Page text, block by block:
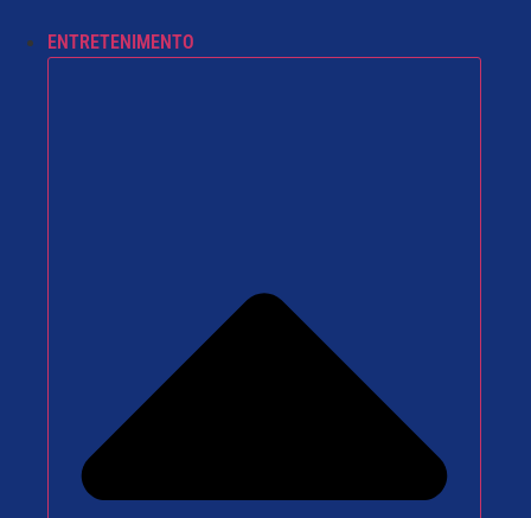
ENTRETENIMENTO